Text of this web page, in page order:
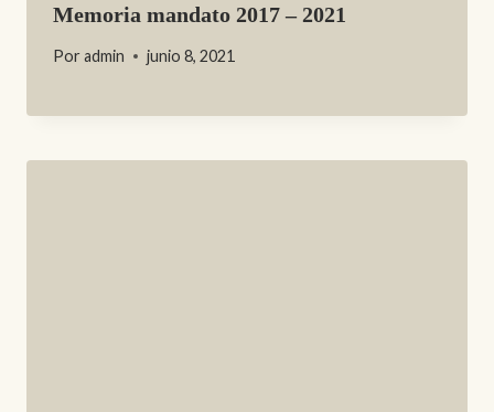
Memoria mandato 2017 – 2021
Por admin junio 8, 2021